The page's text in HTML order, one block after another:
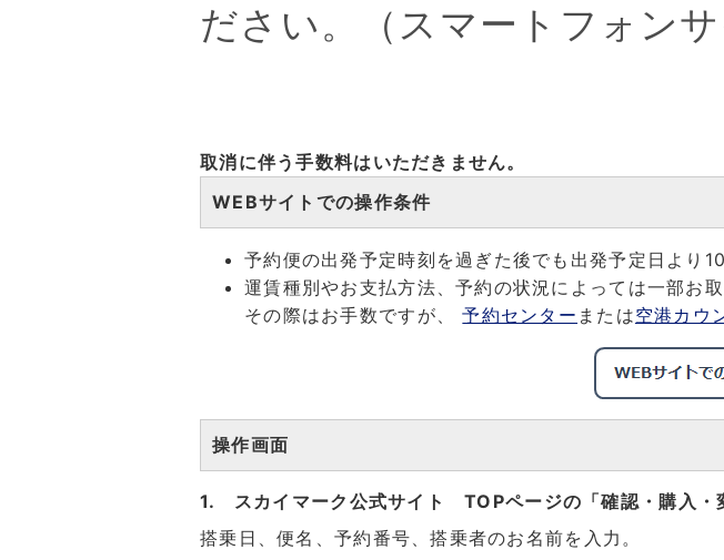
ださい。（スマートフォンサ
取消に伴う手数料はいただきません。
WEBサイトでの操作条件
予約便の出発予定時刻を過ぎた後でも出発予定日より
運賃種別やお支払方法、予約の状況によっては一部お
その際はお手数ですが、予約センター または空港カウ
操作画面
1. スカイマーク公式サイト TOPページの「確認・購入・
搭乗日、便名、予約番号、搭乗者のお名前を入力。